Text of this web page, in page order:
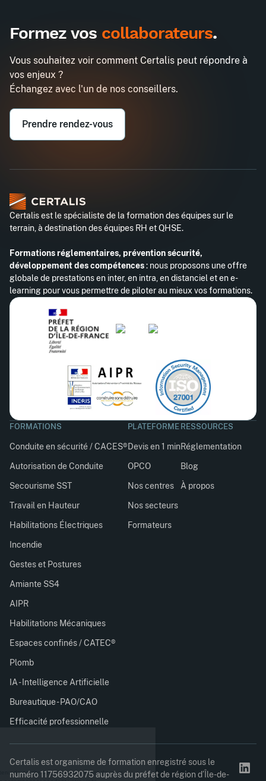
Formez vos collaborateurs.
Vous souhaitez voir comment Certalis peut répondre à
vos enjeux ?
Échangez avec l'un de nos conseillers.
Prendre rendez-vous
Certalis est le spécialiste de la formation des équipes sur le
terrain, à destination des équipes RH et QHSE.
Formations réglementaires, prévention sécurité,
développement des compétences: nous proposons une offre
globale de prestations en inter, en intra, en distanciel et en e-
learning pour vous permettre de piloter au mieux vos formations.
FORMATIONS
Conduite en sécurité / CACES®
Autorisation de Conduite
Secourisme SST
Travail en Hauteur
Habilitations Électriques
Incendie
Gestes et Postures
Amiante SS4
AIPR
Habilitations Mécaniques
Espaces confinés / CATEC®
Plomb
IA - Intelligence Artificielle
Bureautique - PAO/CAO
Efficacité professionnelle
PLATEFORME
Devis en 1 min
OPCO
Nos centres
Nos secteurs
Formateurs
RESSOURCES
Réglementation
Blog
À propos
Certalis est organisme de formation enregistré sous le
numéro 11756932075 auprès du préfet de région d’Île-de-